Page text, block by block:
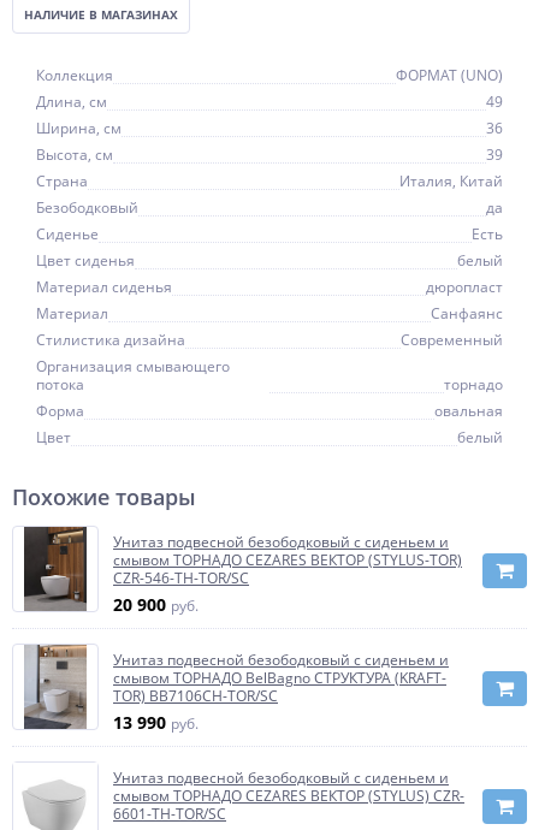
НАЛИЧИЕ В МАГАЗИНАХ
Коллекция
ФОРМАТ (UNO)
Длина, см
49
Ширина, см
36
Высота, см
39
Страна
Италия, Китай
Безободковый
да
Сиденье
Есть
Цвет сиденья
белый
Материал сиденья
дюропласт
Материал
Санфаянс
Стилистика дизайна
Современный
Организация смывающего
потока
торнадо
Форма
овальная
Цвет
белый
Похожие товары
Унитаз подвесной безободковый с сиденьем и
смывом ТОРНАДО CEZARES ВЕКТОР (STYLUS-TOR)
CZR-546-TH-TOR/SC
20 900 руб.
Унитаз подвесной безободковый с сиденьем и
смывом ТОРНАДО BelBagno СТРУКТУРА (KRAFT-
TOR) BB7106CH-TOR/SC
13 990 руб.
Унитаз подвесной безободковый с сиденьем и
смывом ТОРНАДО CEZARES ВЕКТОР (STYLUS) CZR-
6601-TH-TOR/SC